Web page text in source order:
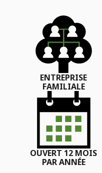
ENTREPRISE
FAMILIALE
OUVERT 12 MOIS
PAR ANNÉE